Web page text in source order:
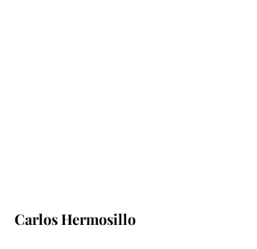
Carlos Hermosillo